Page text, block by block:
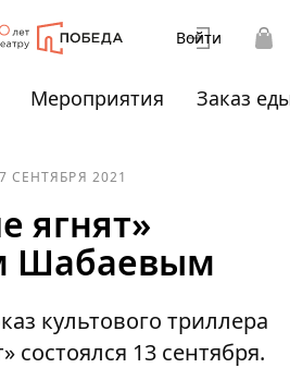
Войти
Мероприятия Заказ
СЕНТЯБРЯ 2021
ягнят»
Шабаевым
культового триллера
состоялся 13 сентября.